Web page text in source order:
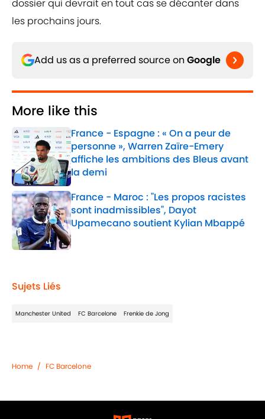
dossier qui devrait en tout cas se décanter dans
les prochains jours.
Add us as a preferred source on Google
More like this
France - Espagne : « On a peur de
personne », Warren Zaïre-Emery
affiche les ambitions des Bleus avant
la demi
Published by on Invalid Date
France - Maroc : "Les propos racistes
sont inadmissibles", Dayot
Upamecano soutient Kylian Mbappé
Published by on Invalid Date
Sujets Liés
Manchester United FC Barcelone Frenkie de Jong
Home / FC Barcelone